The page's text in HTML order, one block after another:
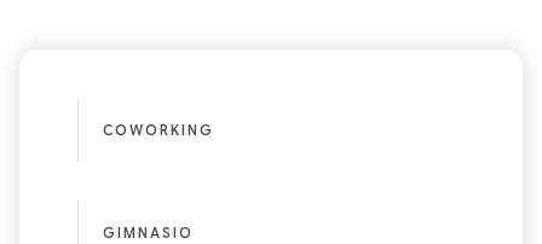
COWORKING
GIMNASIO